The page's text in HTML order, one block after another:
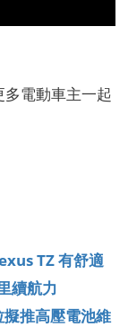
多電動車主一起
TZ 有舒適
續航力
推高壓電池維